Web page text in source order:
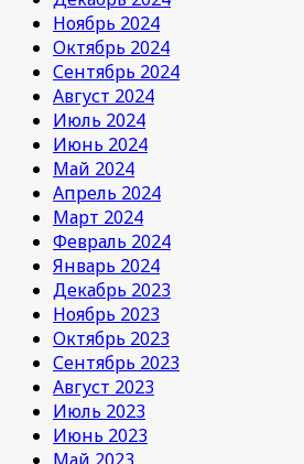
Ноябрь 2024
Октябрь 2024
Сентябрь 2024
Август 2024
Июль 2024
Июнь 2024
Май 2024
Апрель 2024
Март 2024
Февраль 2024
Январь 2024
Декабрь 2023
Ноябрь 2023
Октябрь 2023
Сентябрь 2023
Август 2023
Июль 2023
Июнь 2023